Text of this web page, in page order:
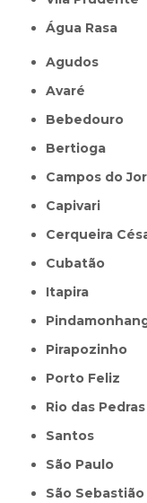
Água Rasa
Agudos
Avaré
Bebedouro
Bertioga
Campos do
Capivari
Cerqueira
Cubatão
Itapira
Pirapozinho
Porto Feliz
Rio das Pedras
Santos
São Paulo
São Sebastião